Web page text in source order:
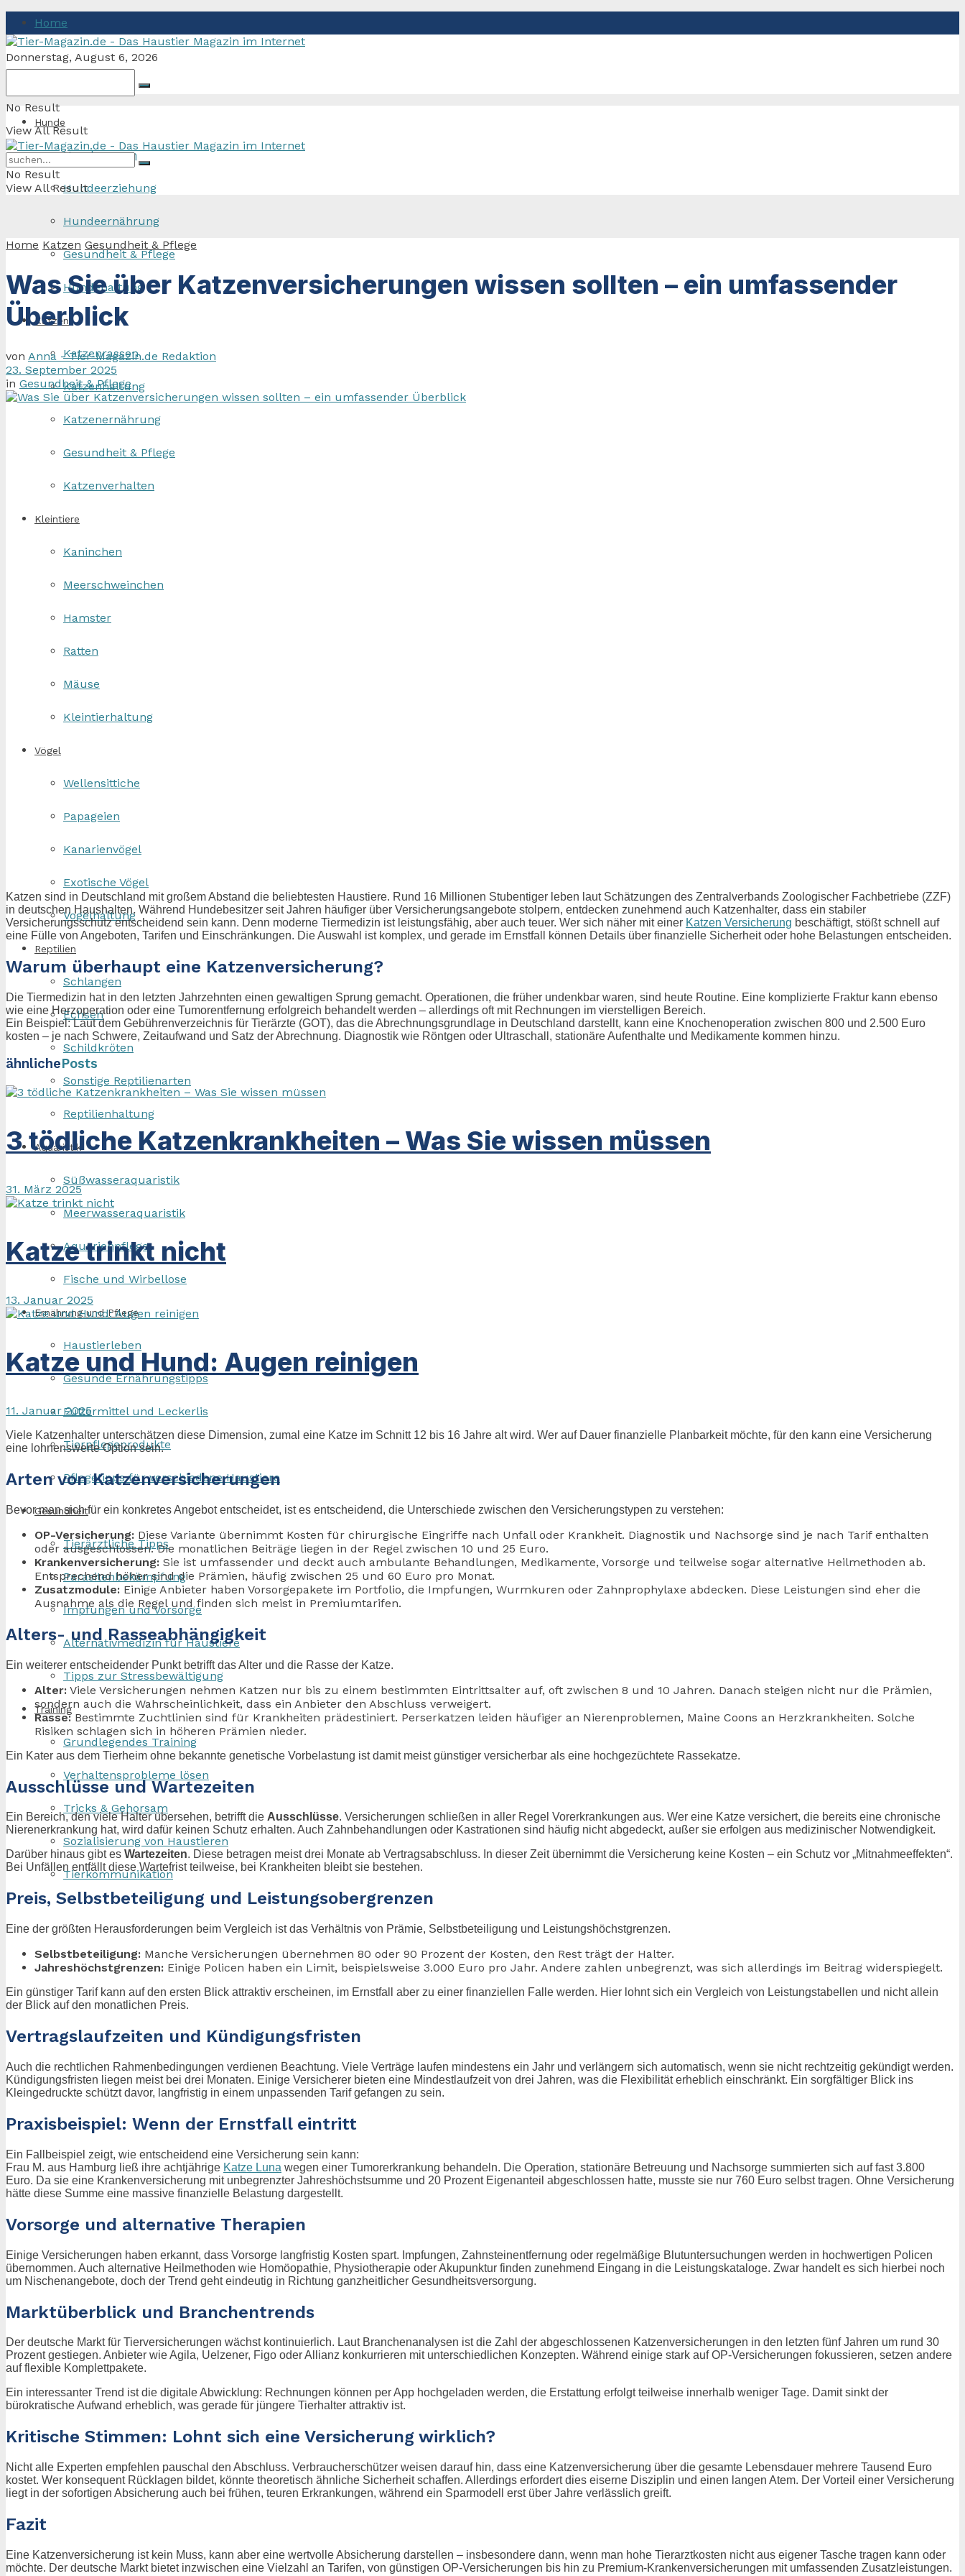
Home
Donnerstag, August 6, 2026
No Result
View All Result
Hunde
Hunderassen
Hundeerziehung
Hundeernährung
Gesundheit & Pflege
Hundehaltung
Katzen
Katzenrassen
Katzenhaltung
Katzenernährung
Gesundheit & Pflege
Katzenverhalten
Kleintiere
Kaninchen
Meerschweinchen
Hamster
Ratten
Mäuse
Kleintierhaltung
Vögel
Wellensittiche
Papageien
Kanarienvögel
Exotische Vögel
Vogelhaltung
Reptilien
Schlangen
Echsen
Schildkröten
Sonstige Reptilienarten
Reptilienhaltung
Aquaristik
Süßwasseraquaristik
Meerwasseraquaristik
Aquarienpflege
Fische und Wirbellose
Ernährung und Pflege
Haustierleben
Gesunde Ernährungstipps
Futtermittel und Leckerlis
Tierpflegeprodukte
Pflegetipps für verschiedene Haustiere
Gesundheit
Tierärztliche Tipps
Parasitenbekämpfung
Impfungen und Vorsorge
Alternativmedizin für Haustiere
Tipps zur Stressbewältigung
Training
Grundlegendes Training
Verhaltensprobleme lösen
Tricks & Gehorsam
Sozialisierung von Haustieren
Tierkommunikation
No Result
View All Result
Home Katzen Gesundheit & Pflege
Was Sie über Katzenversicherungen wissen sollten – ein umfassender
Überblick
von Anna - Tier-Magazin.de Redaktion
23. September 2025
in Gesundheit & Pflege
Katzen sind in Deutschland mit großem Abstand die beliebtesten Haustiere. Rund 16 Millionen Stubentiger leben laut Schätzungen des Zentralverbands Zoologischer Fachbetriebe (ZZF)
in deutschen Haushalten. Während Hundebesitzer seit Jahren häufiger über Versicherungsangebote stolpern, entdecken zunehmend auch Katzenhalter, dass ein stabiler
Versicherungsschutz entscheidend sein kann. Denn moderne Tiermedizin ist leistungsfähig, aber auch teuer. Wer sich näher mit einer Katzen Versicherung beschäftigt, stößt schnell auf
eine Fülle von Angeboten, Tarifen und Einschränkungen. Die Auswahl ist komplex, und gerade im Ernstfall können Details über finanzielle Sicherheit oder hohe Belastungen entscheiden.
Warum überhaupt eine Katzenversicherung?
Die Tiermedizin hat in den letzten Jahrzehnten einen gewaltigen Sprung gemacht. Operationen, die früher undenkbar waren, sind heute Routine. Eine komplizierte Fraktur kann ebenso
wie eine Herzoperation oder eine Tumorentfernung erfolgreich behandelt werden – allerdings oft mit Rechnungen im vierstelligen Bereich.
Ein Beispiel: Laut dem Gebührenverzeichnis für Tierärzte (GOT), das die Abrechnungsgrundlage in Deutschland darstellt, kann eine Knochenoperation zwischen 800 und 2.500 Euro
kosten – je nach Schwere, Zeitaufwand und Satz der Abrechnung. Diagnostik wie Röntgen oder Ultraschall, stationäre Aufenthalte und Medikamente kommen hinzu.
ähnlichePosts
3 tödliche Katzenkrankheiten – Was Sie wissen müssen
31. März 2025
Katze trinkt nicht
13. Januar 2025
Katze und Hund: Augen reinigen
11. Januar 2025
Viele Katzenhalter unterschätzen diese Dimension, zumal eine Katze im Schnitt 12 bis 16 Jahre alt wird. Wer auf Dauer finanzielle Planbarkeit möchte, für den kann eine Versicherung
eine lohnenswerte Option sein.
Arten von Katzenversicherungen
Bevor man sich für ein konkretes Angebot entscheidet, ist es entscheidend, die Unterschiede zwischen den Versicherungstypen zu verstehen:
OP-Versicherung: Diese Variante übernimmt Kosten für chirurgische Eingriffe nach Unfall oder Krankheit. Diagnostik und Nachsorge sind je nach Tarif enthalten
oder ausgeschlossen. Die monatlichen Beiträge liegen in der Regel zwischen 10 und 25 Euro.
Krankenversicherung: Sie ist umfassender und deckt auch ambulante Behandlungen, Medikamente, Vorsorge und teilweise sogar alternative Heilmethoden ab.
Entsprechend höher sind die Prämien, häufig zwischen 25 und 60 Euro pro Monat.
Zusatzmodule: Einige Anbieter haben Vorsorgepakete im Portfolio, die Impfungen, Wurmkuren oder Zahnprophylaxe abdecken. Diese Leistungen sind eher die
Ausnahme als die Regel und finden sich meist in Premiumtarifen.
Alters- und Rasseabhängigkeit
Ein weiterer entscheidender Punkt betrifft das Alter und die Rasse der Katze.
Alter: Viele Versicherungen nehmen Katzen nur bis zu einem bestimmten Eintrittsalter auf, oft zwischen 8 und 10 Jahren. Danach steigen nicht nur die Prämien,
sondern auch die Wahrscheinlichkeit, dass ein Anbieter den Abschluss verweigert.
Rasse:Bestimmte Zuchtlinien sind für Krankheiten prädestiniert. Perserkatzen leiden häufiger an Nierenproblemen, Maine Coons an Herzkrankheiten. Solche
Risiken schlagen sich in höheren Prämien nieder.
Ein Kater aus dem Tierheim ohne bekannte genetische Vorbelastung ist damit meist günstiger versicherbar als eine hochgezüchtete Rassekatze.
Ausschlüsse und Wartezeiten
Ein Bereich, den viele Halter übersehen, betrifft die Ausschlüsse. Versicherungen schließen in aller Regel Vorerkrankungen aus. Wer eine Katze versichert, die bereits eine chronische
Nierenerkrankung hat, wird dafür keinen Schutz erhalten. Auch Zahnbehandlungen oder Kastrationen sind häufig nicht abgedeckt, außer sie erfolgen aus medizinischer Notwendigkeit.
Darüber hinaus gibt es Wartezeiten. Diese betragen meist drei Monate ab Vertragsabschluss. In dieser Zeit übernimmt die Versicherung keine Kosten – ein Schutz vor „Mitnahmeeffekten“.
Bei Unfällen entfällt diese Wartefrist teilweise, bei Krankheiten bleibt sie bestehen.
Preis, Selbstbeteiligung und Leistungsobergrenzen
Eine der größten Herausforderungen beim Vergleich ist das Verhältnis von Prämie, Selbstbeteiligung und Leistungshöchstgrenzen.
Selbstbeteiligung: Manche Versicherungen übernehmen 80 oder 90 Prozent der Kosten, den Rest trägt der Halter.
Jahreshöchstgrenzen: Einige Policen haben ein Limit, beispielsweise 3.000 Euro pro Jahr. Andere zahlen unbegrenzt, was sich allerdings im Beitrag widerspiegelt.
Ein günstiger Tarif kann auf den ersten Blick attraktiv erscheinen, im Ernstfall aber zu einer finanziellen Falle werden. Hier lohnt sich ein Vergleich von Leistungstabellen und nicht allein
der Blick auf den monatlichen Preis.
Vertragslaufzeiten und Kündigungsfristen
Auch die rechtlichen Rahmenbedingungen verdienen Beachtung. Viele Verträge laufen mindestens ein Jahr und verlängern sich automatisch, wenn sie nicht rechtzeitig gekündigt werden.
Kündigungsfristen liegen meist bei drei Monaten. Einige Versicherer bieten eine Mindestlaufzeit von drei Jahren, was die Flexibilität erheblich einschränkt. Ein sorgfältiger Blick ins
Kleingedruckte schützt davor, langfristig in einem unpassenden Tarif gefangen zu sein.
Praxisbeispiel: Wenn der Ernstfall eintritt
Ein Fallbeispiel zeigt, wie entscheidend eine Versicherung sein kann:
Frau M. aus Hamburg ließ ihre achtjährige Katze Luna wegen einer Tumorerkrankung behandeln. Die Operation, stationäre Betreuung und Nachsorge summierten sich auf fast 3.800
Euro. Da sie eine Krankenversicherung mit unbegrenzter Jahreshöchstsumme und 20 Prozent Eigenanteil abgeschlossen hatte, musste sie nur 760 Euro selbst tragen. Ohne Versicherung
hätte diese Summe eine massive finanzielle Belastung dargestellt.
Vorsorge und alternative Therapien
Einige Versicherungen haben erkannt, dass Vorsorge langfristig Kosten spart. Impfungen, Zahnsteinentfernung oder regelmäßige Blutuntersuchungen werden in hochwertigen Policen
übernommen. Auch alternative Heilmethoden wie Homöopathie, Physiotherapie oder Akupunktur finden zunehmend Eingang in die Leistungskataloge. Zwar handelt es sich hierbei noch
um Nischenangebote, doch der Trend geht eindeutig in Richtung ganzheitlicher Gesundheitsversorgung.
Marktüberblick und Branchentrends
Der deutsche Markt für Tierversicherungen wächst kontinuierlich. Laut Branchenanalysen ist die Zahl der abgeschlossenen Katzenversicherungen in den letzten fünf Jahren um rund 30
Prozent gestiegen. Anbieter wie Agila, Uelzener, Figo oder Allianz konkurrieren mit unterschiedlichen Konzepten. Während einige stark auf OP-Versicherungen fokussieren, setzen andere
auf flexible Komplettpakete.
Ein interessanter Trend ist die digitale Abwicklung: Rechnungen können per App hochgeladen werden, die Erstattung erfolgt teilweise innerhalb weniger Tage. Damit sinkt der
bürokratische Aufwand erheblich, was gerade für jüngere Tierhalter attraktiv ist.
Kritische Stimmen: Lohnt sich eine Versicherung wirklich?
Nicht alle Experten empfehlen pauschal den Abschluss. Verbraucherschützer weisen darauf hin, dass eine Katzenversicherung über die gesamte Lebensdauer mehrere Tausend Euro
kostet. Wer konsequent Rücklagen bildet, könnte theoretisch ähnliche Sicherheit schaffen. Allerdings erfordert dies eiserne Disziplin und einen langen Atem. Der Vorteil einer Versicherung
liegt in der sofortigen Absicherung auch bei frühen, teuren Erkrankungen, während ein Sparmodell erst über Jahre verlässlich greift.
Fazit
Eine Katzenversicherung ist kein Muss, kann aber eine wertvolle Absicherung darstellen – insbesondere dann, wenn man hohe Tierarztkosten nicht aus eigener Tasche tragen kann oder
möchte. Der deutsche Markt bietet inzwischen eine Vielzahl an Tarifen, von günstigen OP-Versicherungen bis hin zu Premium-Krankenversicherungen mit umfassenden Zusatzleistungen.